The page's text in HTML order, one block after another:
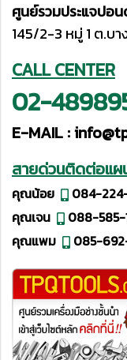
ศูนย์รวมประแจปอ
145/2-3 หมู่ 1 ต.บา
CALL CENTER
02-
E-MAIL :
สายด่วนติดต่อแผ
คุณน้อย
084-
คุณเจน
088-585-
คุณแพม
085-